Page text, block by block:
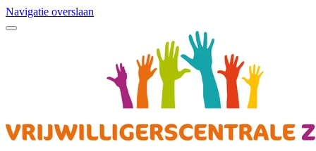
Navigatie overslaan